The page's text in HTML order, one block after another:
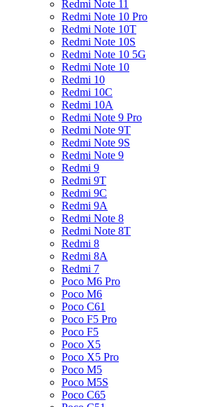
Redmi Note 11
Redmi Note 10 Pro
Redmi Note 10T
Redmi Note 10S
Redmi Note 10 5G
Redmi Note 10
Redmi 10
Redmi 10C
Redmi 10A
Redmi Note 9 Pro
Redmi Note 9T
Redmi Note 9S
Redmi Note 9
Redmi 9
Redmi 9T
Redmi 9C
Redmi 9A
Redmi Note 8
Redmi Note 8T
Redmi 8
Redmi 8A
Redmi 7
Poco M6 Pro
Poco M6
Poco C61
Poco F5 Pro
Poco F5
Poco X5
Poco X5 Pro
Poco M5
Poco M5S
Poco C65